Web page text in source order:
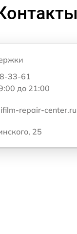
33-61
до 21:00
repair-center.ru
25